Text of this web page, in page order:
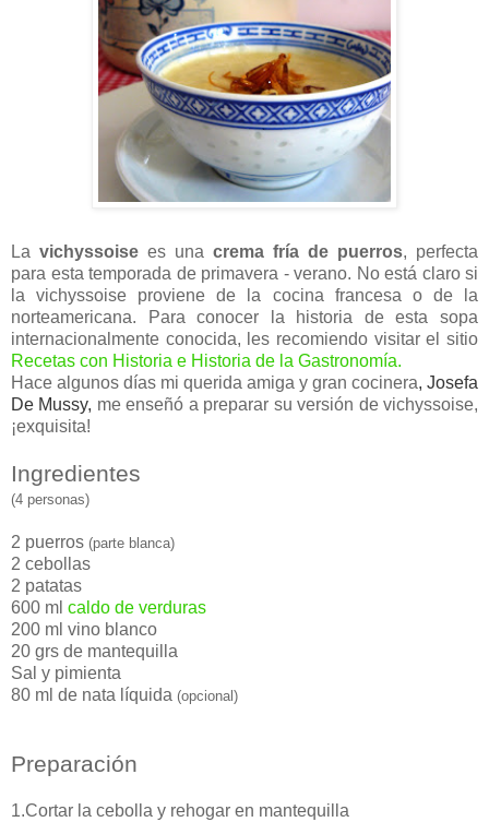
La vichyssoise es una crema fría de puerros, perfecta
para esta temporada de primavera - verano. No está claro si
la vichyssoise proviene de la cocina francesa o de la
norteamericana. Para conocer la historia de esta sopa
internacionalmente conocida, les recomiendo visitar el sitio
Recetas con Historia e Historia de la Gastronomía.
Hace algunos días mi querida amiga y gran cocinera, Josefa
De Mussy, me enseñó a preparar su versión de vichyssoise,
¡exquisita!
Ingredientes
(4 personas)
2 puerros (parte blanca)
2 cebollas
2 patatas
600 ml caldo de verduras
200 ml vino blanco
20 grs de mantequilla
Sal y pimienta
80 ml de nata líquida (opcional)
Preparación
1.Cortar la cebolla y rehogar en mantequilla